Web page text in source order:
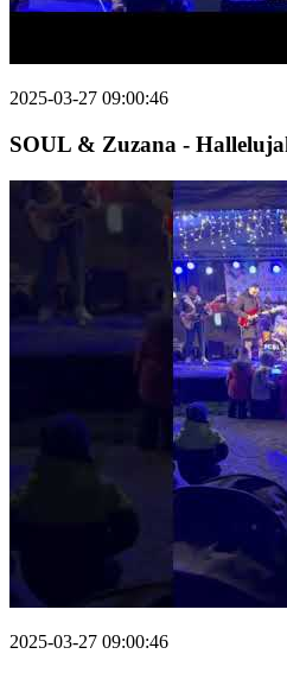
2025-03-27 09:00:46
SOUL & Zuzana -
2025-03-27 09:00:46